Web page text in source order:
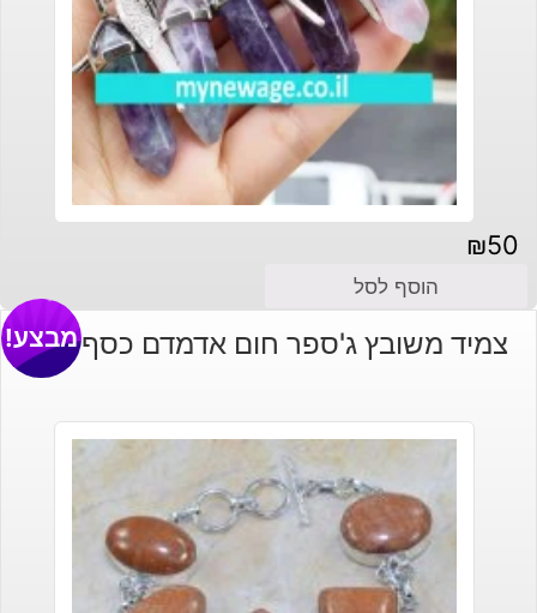
₪50
הוסף לסל
צמיד משובץ ג'ספר חום אדמדם כסף 925מבצע!